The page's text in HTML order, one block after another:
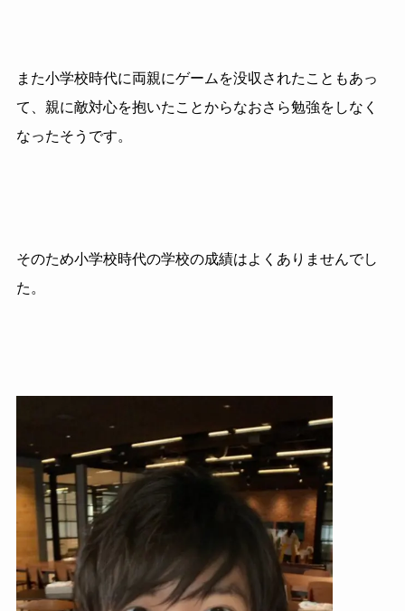
また小学校時代に両親にゲームを没収されたこともあっ
て、親に敵対心を抱いたことからなおさら勉強をしなく
なったそうです。
そのため小学校時代の学校の成績はよくありませんでし
た。